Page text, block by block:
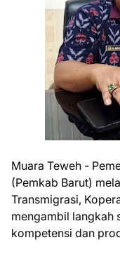
Muara Teweh -
(Pemkab Barut)
Transmigrasi,
mengambil langkah
kompetensi dan